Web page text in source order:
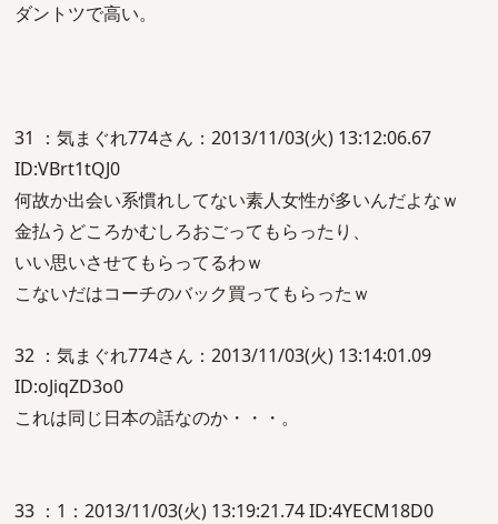
ダントツで高い。
31 ：気まぐれ774さん：2013/11/03(火) 13:12:06.67
ID:VBrt1tQJ0
何故か出会い系慣れしてない素人女性が多いんだよなｗ
金払うどころかむしろおごってもらったり、
いい思いさせてもらってるわｗ
こないだはコーチのバック買ってもらったｗ
32 ：気まぐれ774さん：2013/11/03(火) 13:14:01.09
ID:oJiqZD3o0
これは同じ日本の話なのか・・・。
33 ：1：2013/11/03(火) 13:19:21.74 ID:4YECM18D0